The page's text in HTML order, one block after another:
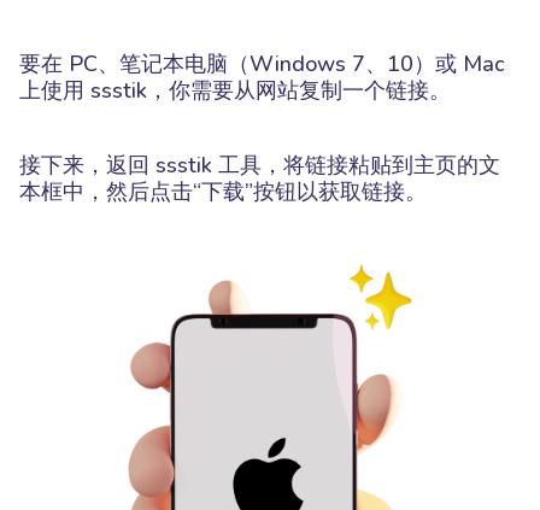
要在 PC、笔记本电脑（Windows 7、10）或 Mac
上使用 ssstik，你需要从网站复制一个链接。
接下来，返回 ssstik 工具，将链接粘贴到主页的文
本框中，然后点击“下载”按钮以获取链接。